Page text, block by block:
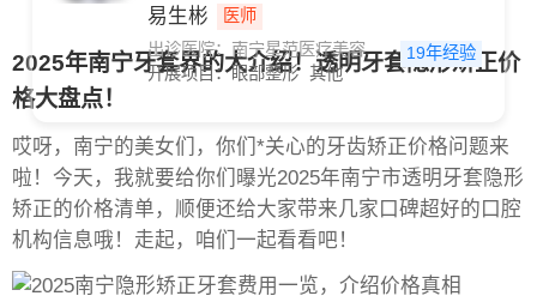
易生彬
医师
19年经验
出诊医院：南宁星范医疗美容
开展项目：眼部整形 其他
2025年南宁牙套界的大介绍！透明牙套隐形矫正价
格大盘点！
哎呀，南宁的美女们，你们*关心的牙齿矫正价格问题来
啦！今天，我就要给你们曝光2025年南宁市透明牙套隐形
矫正的价格清单，顺便还给大家带来几家口碑超好的口腔
机构信息哦！走起，咱们一起看看吧！